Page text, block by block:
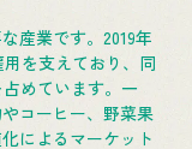
産業です。2019年
を支えており、同
めています。一
コーヒー、野菜果
によるマーケット